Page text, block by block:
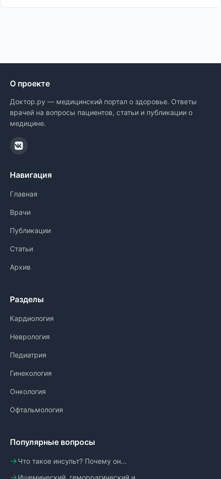
О проекте
Доктор.ру — медицинский портал о здоровье. Ответы
врачей на вопросы пациентов, статьи и публикации о
медицине.
Навигация
Главная
Врачи
Публикации
Статьи
Архив
Разделы
Кардиология
Неврология
Педиатрия
Гинекология
Онкология
Офтальмология
Популярные вопросы
Что такое инсульт? Почему он...
Ишемический, геморрагический и...